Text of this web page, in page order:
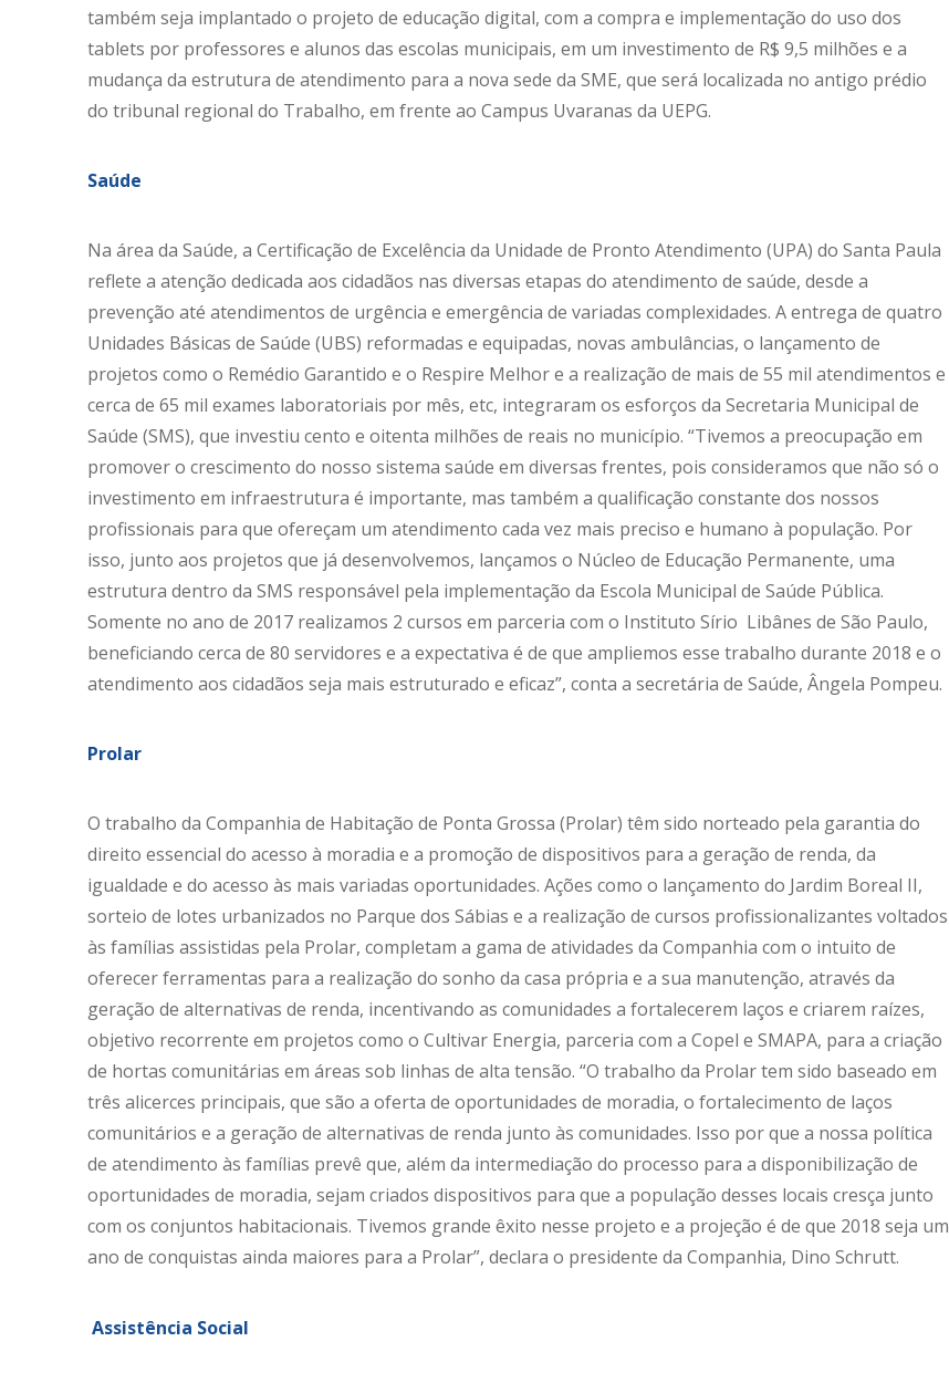
também seja implantado o projeto de educação digital, com a compra e implementação do uso dos
tablets por professores e alunos das escolas municipais, em um investimento de R$ 9,5 milhões e a
mudança da estrutura de atendimento para a nova sede da SME, que será localizada no antigo prédio
do tribunal regional do Trabalho, em frente ao Campus Uvaranas da UEPG.
Saúde
Na área da Saúde, a Certificação de Excelência da Unidade de Pronto Atendimento (UPA) do Santa Paula
reflete a atenção dedicada aos cidadãos nas diversas etapas do atendimento de saúde, desde a
prevenção até atendimentos de urgência e emergência de variadas complexidades. A entrega de quatro
Unidades Básicas de Saúde (UBS) reformadas e equipadas, novas ambulâncias, o lançamento de
projetos como o Remédio Garantido e o Respire Melhor e a realização de mais de 55 mil atendimentos e
cerca de 65 mil exames laboratoriais por mês, etc, integraram os esforços da Secretaria Municipal de
Saúde (SMS), que investiu cento e oitenta milhões de reais no município. “Tivemos a preocupação em
promover o crescimento do nosso sistema saúde em diversas frentes, pois consideramos que não só o
investimento em infraestrutura é importante, mas também a qualificação constante dos nossos
profissionais para que ofereçam um atendimento cada vez mais preciso e humano à população. Por
isso, junto aos projetos que já desenvolvemos, lançamos o Núcleo de Educação Permanente, uma
estrutura dentro da SMS responsável pela implementação da Escola Municipal de Saúde Pública.
Somente no ano de 2017 realizamos 2 cursos em parceria com o Instituto Sírio Libânes de São Paulo,
beneficiando cerca de 80 servidores e a expectativa é de que ampliemos esse trabalho durante 2018 e o
atendimento aos cidadãos seja mais estruturado e eficaz”, conta a secretária de Saúde, Ângela Pompeu.
Prolar
O trabalho da Companhia de Habitação de Ponta Grossa (Prolar) têm sido norteado pela garantia do
direito essencial do acesso à moradia e a promoção de dispositivos para a geração de renda, da
igualdade e do acesso às mais variadas oportunidades. Ações como o lançamento do Jardim Boreal II,
sorteio de lotes urbanizados no Parque dos Sábias e a realização de cursos profissionalizantes voltados
às famílias assistidas pela Prolar, completam a gama de atividades da Companhia com o intuito de
oferecer ferramentas para a realização do sonho da casa própria e a sua manutenção, através da
geração de alternativas de renda, incentivando as comunidades a fortalecerem laços e criarem raízes,
objetivo recorrente em projetos como o Cultivar Energia, parceria com a Copel e SMAPA, para a criação
de hortas comunitárias em áreas sob linhas de alta tensão. “O trabalho da Prolar tem sido baseado em
três alicerces principais, que são a oferta de oportunidades de moradia, o fortalecimento de laços
comunitários e a geração de alternativas de renda junto às comunidades. Isso por que a nossa política
de atendimento às famílias prevê que, além da intermediação do processo para a disponibilização de
oportunidades de moradia, sejam criados dispositivos para que a população desses locais cresça junto
com os conjuntos habitacionais. Tivemos grande êxito nesse projeto e a projeção é de que 2018 seja um
ano de conquistas ainda maiores para a Prolar”, declara o presidente da Companhia, Dino Schrutt.
Assistência Social